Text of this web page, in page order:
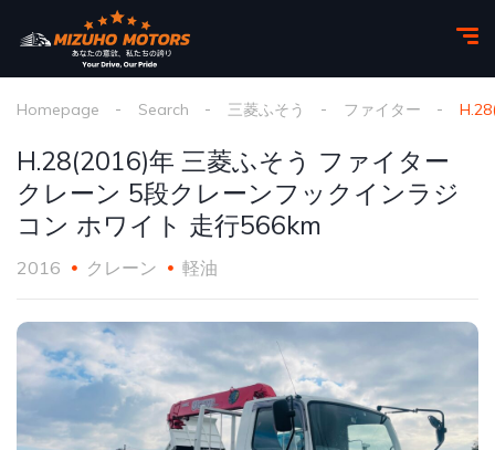
Homepage Search 三菱ふそう ファイター
H.28(2016)年 三菱ふそう ファイター
クレーン 5段クレーンフックインラジ
コン ホワイト 走行566km
2016 クレーン 軽油